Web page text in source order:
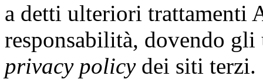
a detti ulteriori trattamenti
responsabilità, dovendo
privacy policydei siti terzi.